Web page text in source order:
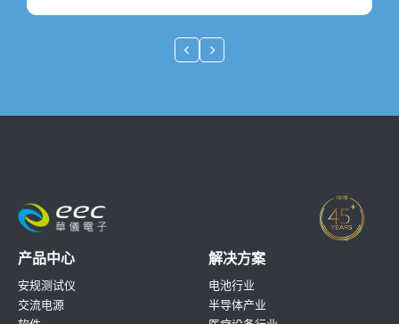
产品中心
安规测试仪
交流电源
解决方案
电池行业
半导体产业